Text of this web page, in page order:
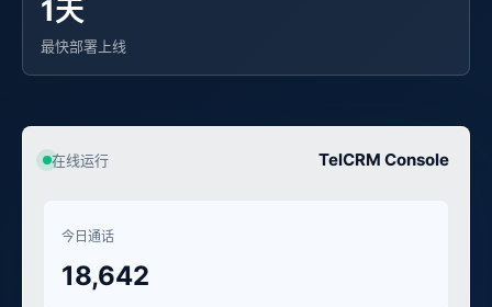
1天
最快部署上线
在线运行 TelCRM Console
今日通话
18,642